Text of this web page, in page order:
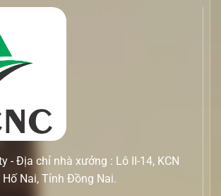
- Địa chỉ nhà xưởng : Lô II-14, KCN
Nai, Tỉnh Đồng Nai.